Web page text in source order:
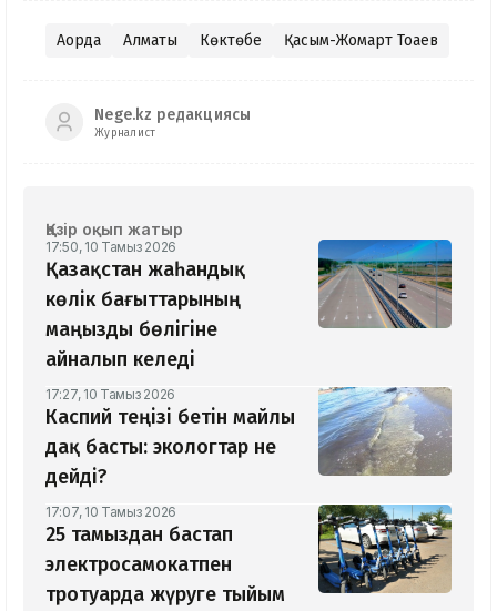
Ақорда Алматы Көктөбе Қасым-Жомарт Тоқаев
Nege.kz редакциясы
Журналист
Қазір оқып жатыр
17:50, 10 Тамыз 2026
Қазақстан жаһандық
көлік бағыттарының
маңызды бөлігіне
айналып келеді
17:27, 10 Тамыз 2026
Каспий теңізі бетін майлы
дақ басты: экологтар не
дейді?
17:07, 10 Тамыз 2026
25 тамыздан бастап
электросамокатпен
тротуарда жүруге тыйым